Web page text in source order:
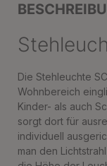
Die Stehleuchte
Wohnbereich
Kinder- als auch
sorgt dort für
individuell
man den